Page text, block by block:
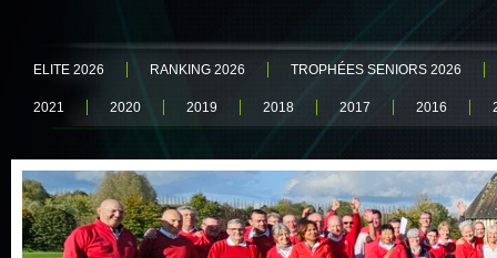
ELITE 2026 RANKING 2026 TROPHÉES SENIORS 2026
2021 2020 2019 2018 2017 2016